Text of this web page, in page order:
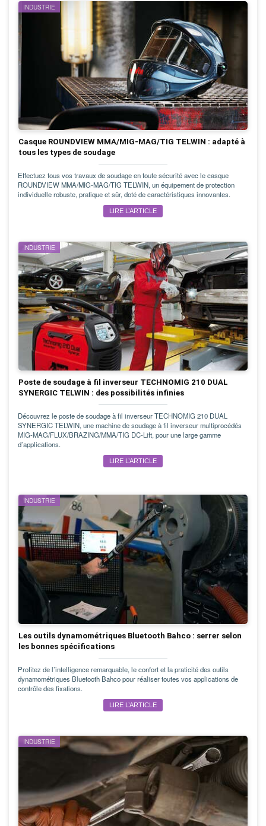
INDUSTRIE
Casque ROUNDVIEW MMA/MIG-MAG/TIG TELWIN : adapté à
tous les types de soudage
Effectuez tous vos travaux de soudage en toute sécurité avec le casque
ROUNDVIEW MMA/MIG-MAG/TIG TELWIN, un équipement de protection
individuelle robuste, pratique et sûr, doté de caractéristiques innovantes.
LIRE L’ARTICLE
INDUSTRIE
Poste de soudage à fil inverseur TECHNOMIG 210 DUAL
SYNERGIC TELWIN : des possibilités infinies
Découvrez le poste de soudage à fil inverseur TECHNOMIG 210 DUAL
SYNERGIC TELWIN, une machine de soudage à fil inverseur multiprocédés
MIG-MAG/FLUX/BRAZING/MMA/TIG DC-Lift, pour une large gamme
d’applications.
LIRE L’ARTICLE
INDUSTRIE
Les outils dynamométriques Bluetooth Bahco : serrer selon
les bonnes spécifications
Profitez de l’intelligence remarquable, le confort et la praticité des outils
dynamométriques Bluetooth Bahco pour réaliser toutes vos applications de
contrôle des fixations.
LIRE L’ARTICLE
INDUSTRIE